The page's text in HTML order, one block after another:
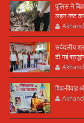
पुलिस ने
लहन नष्ट
सर्वदलीय
दी गई
शिव-विवाह